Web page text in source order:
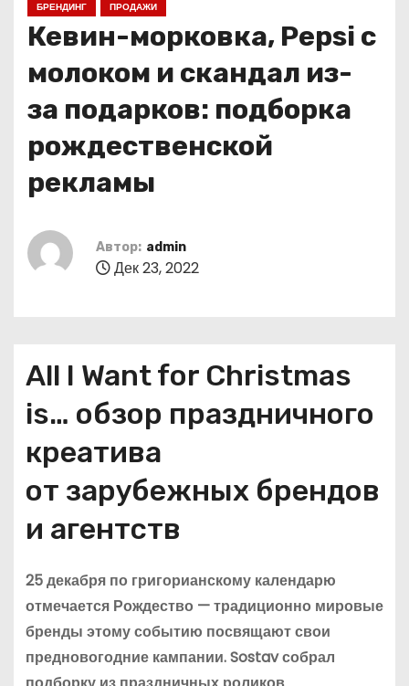
БРЕНДИНГ ПРОДАЖИ
Кевин-морковка, Pepsi с
молоком и скандал из-
за подарков: подборка
рождественской
рекламы
Автор: admin
Дек 23, 2022
All I Want for Christmas
is… обзор праздничного
креатива
от зарубежных брендов
и агентств
25 декабря по григорианскому календарю
отмечается Рождество — традиционно мировые
бренды этому событию посвящают свои
предновогодние кампании. Sostav собрал